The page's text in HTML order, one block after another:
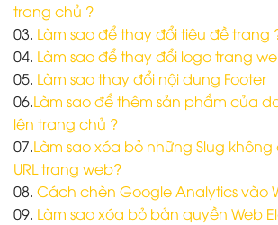
trang chủ ?
03. Làm sao để thay đổi tiêu đề trang
04. Làm sao để thay đổi logo trang
05. Làm sao thay đổi nội dung Footer
06.Làm sao để thêm sản phẩm của
lên trang chủ ?
07.Làm sao xóa bỏ những Slug
URL trang web?
08. Cách chèn Google Analytics vào
09. Làm sao xóa bỏ bản quyền Web